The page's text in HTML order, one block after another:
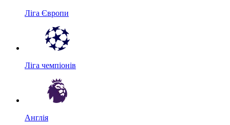
Ліга Європи
Ліга чемпіонів
Англія